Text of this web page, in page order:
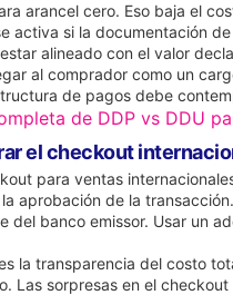
arancel cero. Eso baja el
activa si la documentación
alineado con el valor
al comprador como un
de pagos debe
de DDP vs DDU
el checkout
para ventas
aprobación de la
del banco emissor. Usar un
la transparencia del costo
Las sorpresas en el